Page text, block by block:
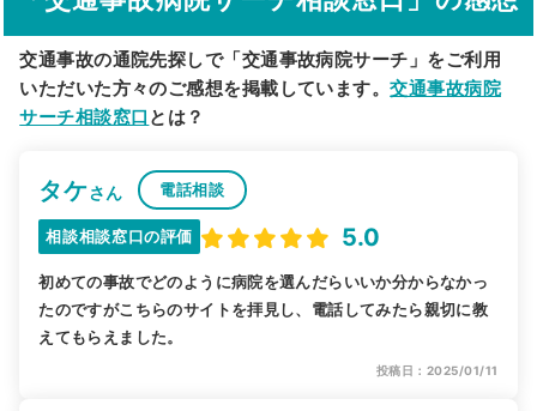
交通事故の通院先探しで「交通事故病院サーチ」をご利用
いただいた方々のご感想を掲載しています。交通事故病院
サーチ相談窓口 とは？
タケさん 電話相談
相談相談窓口の評価 5.0
初めての事故でどのように病院を選んだらいいか分からなかっ
たのですがこちらのサイトを拝見し、電話してみたら親切に教
えてもらえました。
投稿日：2025/01/11